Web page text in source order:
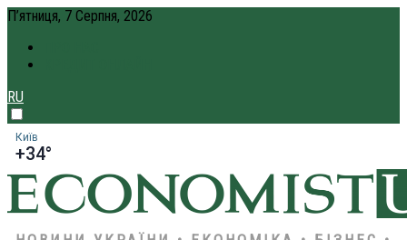
П’ятниця, 7 Серпня, 2026
RU
Київ
+34°